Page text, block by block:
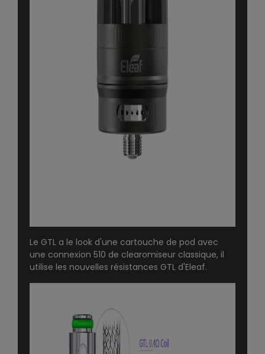
Le GTL a le look d'une cartouche de pod avec
une connexion 510 de clearomiseur classique, il
utilise les nouvelles résistances GTL d'Eleaf.